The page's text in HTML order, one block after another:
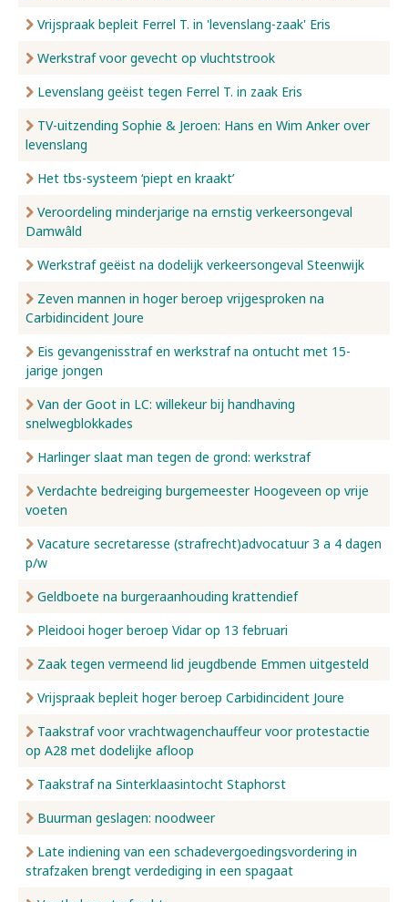
Vrijspraak bepleit Ferrel T. in 'levenslang-zaak' Eris
Werkstraf voor gevecht op vluchtstrook
Levenslang geëist tegen Ferrel T. in zaak Eris
TV-uitzending Sophie & Jeroen: Hans en Wim Anker over
levenslang
Het tbs-systeem ‘piept en kraakt’
Veroordeling minderjarige na ernstig verkeersongeval
Damwâld
Werkstraf geëist na dodelijk verkeersongeval Steenwijk
Zeven mannen in hoger beroep vrijgesproken na
Carbidincident Joure
Eis gevangenisstraf en werkstraf na ontucht met 15-
jarige jongen
Van der Goot in LC: willekeur bij handhaving
snelwegblokkades
Harlinger slaat man tegen de grond: werkstraf
Verdachte bedreiging burgemeester Hoogeveen op vrije
voeten
Vacature secretaresse (strafrecht)advocatuur 3 a 4 dagen
p/w
Geldboete na burgeraanhouding krattendief
Pleidooi hoger beroep Vidar op 13 februari
Zaak tegen vermeend lid jeugdbende Emmen uitgesteld
Vrijspraak bepleit hoger beroep Carbidincident Joure
Taakstraf voor vrachtwagenchauffeur voor protestactie
op A28 met dodelijke afloop
Taakstraf na Sinterklaasintocht Staphorst
Buurman geslagen: noodweer
Late indiening van een schadevergoedingsvordering in
strafzaken brengt verdediging in een spagaat